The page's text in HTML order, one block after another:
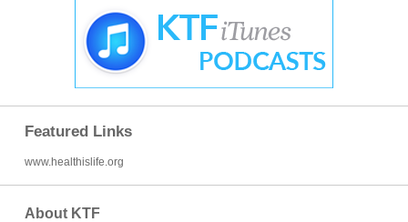
Featured Links
www.healthislife.org
About KTF